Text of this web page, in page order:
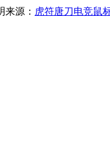
源： 虎符唐刀电竞鼠